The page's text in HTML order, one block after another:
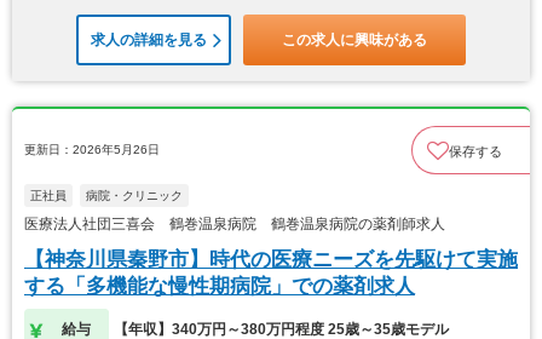
求人の詳細を見る この求人に興味がある
更新日：2026年5月26日 保存する
正社員 病院・クリニック
医療法人社団三喜会 鶴巻温泉病院 鶴巻温泉病院の薬剤師求人
【神奈川県秦野市】時代の医療ニーズを先駆けて実施
する「多機能な慢性期病院」での薬剤求人
給与 【年収】340万円～380万円程度 25歳～35歳モデル